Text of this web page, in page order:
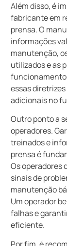
Além disso, é
fabricante em
prensa. O
informações
manutenção,
utilizados e as
funcionamento
essas
adicionais no
Outro ponto a
operadores.
treinados e
prensa é
Os operadores
sinais de
manutenção
Um operador
falhas e
eficiente.